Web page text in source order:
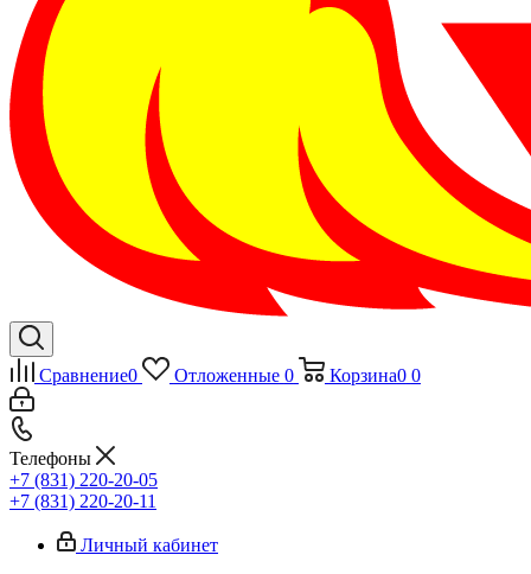
Сравнение0 Отложенные 0 Корзина0 0
Телефоны
+7 (831) 220-20-05
+7 (831) 220-20-11
Личный кабинет